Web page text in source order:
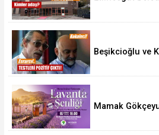
Beşikcioğlu ve
Mamak